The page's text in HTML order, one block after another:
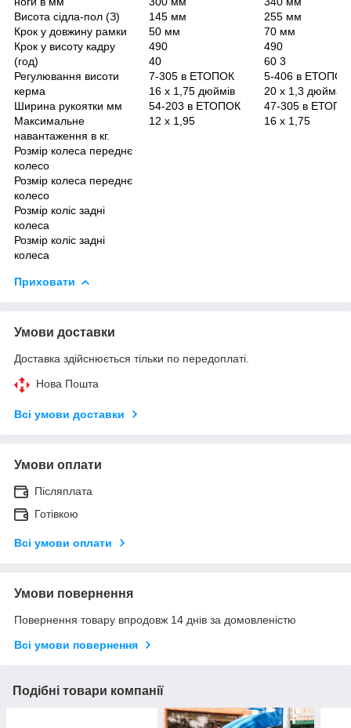
Висота сідла-пол (З)
Крок у довжину рамки
Крок у висоту кадру
(год)
Регулювання висоти
керма
Ширина рукоятки мм
Максимальне
навантаження в кг.
Розмір колеса переднє
колесо
Розмір колеса переднє
колесо
Розмір коліс задні
колеса
Розмір коліс задні
колеса
145 мм
50 мм
490
40
7-305 в ЕТОПОК
16 х 1,75 дюймів
54-203 в ЕТОПОК
12 х 1,95
255 мм
70 мм
490
60 3
5-406 в ЕТОПОК
20 х 1,3 дюйма
47-305 в
16 х 1,75
Приховати
Умови доставки
Доставка здійснюється тільки по передоплаті.
Нова Пошта
Всі умови доставки
Умови оплати
Післяплата
Готівкою
Всі умови оплати
Умови повернення
Повернення товару впродовж 14 днів за домовленістю
Всі умови повернення
Подібні товари компанії